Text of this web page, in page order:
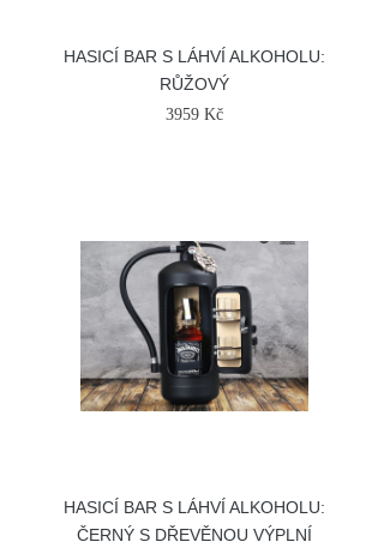
HASICÍ BAR S LÁHVÍ ALKOHOLU:
RŮŽOVÝ
3959 Kč
HASICÍ BAR S LÁHVÍ ALKOHOLU:
ČERNÝ S DŘEVĚNOU VÝPLNÍ